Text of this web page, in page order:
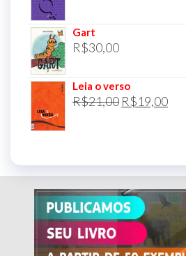
Gart
R$30,00
Leia o verso
R$21,00 O
R$19,00O